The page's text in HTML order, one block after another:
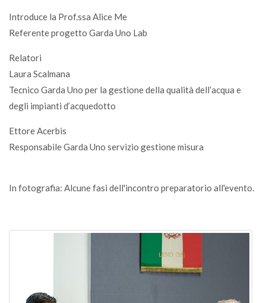
Introduce la Prof.ssa Alice Me
Referente progetto Garda Uno Lab
Relatori
Laura Scalmana
Tecnico Garda Uno per la gestione della qualità dell’acqua e
degli impianti d’acquedotto
Ettore Acerbis
Responsabile Garda Uno servizio gestione misura
In fotografia: Alcune fasi dell'incontro preparatorio all'evento.